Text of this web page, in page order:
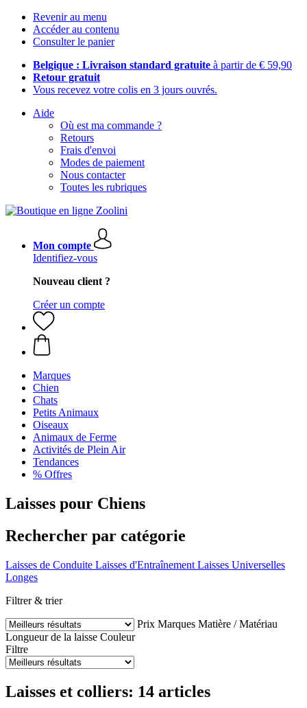
Revenir au menu
Accéder au contenu
Consulter le panier
Belgique : Livraison standard gratuite à partir de € 59,90
Retour gratuit
Vous recevez votre colis en 3 jours ouvrés.
Aide
Où est ma commande ?
Retours
Frais d'envoi
Modes de paiement
Nous contacter
Toutes les rubriques
Mon compte
Identifiez-vous
Nouveau client ?
Créer un compte
Marques
Chien
Chats
Petits Animaux
Oiseaux
Animaux de Ferme
Activités de Plein Air
Tendances
% Offres
Laisses pour Chiens
Rechercher par catégorie
Laisses de Conduite Laisses d'Entraînement Laisses Universelles
Longes
Filtrer & trier
Prix Marques Matière / Matériau
Longueur de la laisse Couleur
Filtre
Laisses et colliers: 14 articles